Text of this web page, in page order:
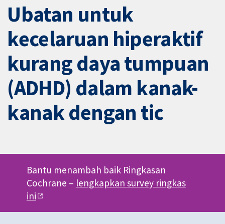
Ubatan untuk
kecelaruan hiperaktif
kurang daya tumpuan
(ADHD) dalam kanak-
kanak dengan tic
Bantu menambah baik Ringkasan
Cochrane – lengkapkan survey ringkas
ini